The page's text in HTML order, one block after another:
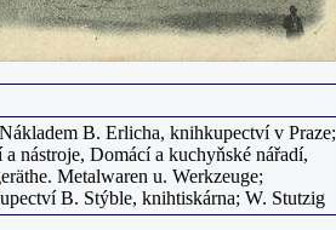
B. Erlicha, knihkupectví v Praze;
nástroje, Domácí a kuchyňské nářadí,
Metalwaren u. Werkzeuge;
B. Stýble, knihtiskárna; W. Stutzig